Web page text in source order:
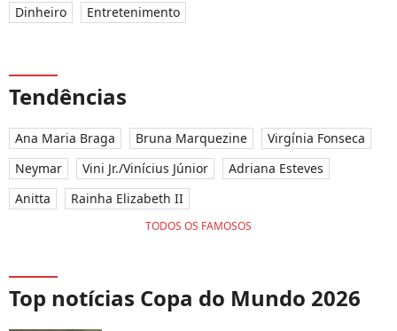
Dinheiro
Entretenimento
Tendências
Ana Maria Braga Bruna Marquezine
Virgínia Fonseca
Neymar
Vini Jr./Vinícius Júnior
Adriana Esteves
Anitta
Rainha Elizabeth II
TODOS OS FAMOSOS
Top notícias Copa do Mundo 2026